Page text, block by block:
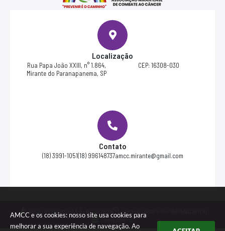
AMCC e os cookies: nosso site usa cookies para
melhorar a sua experiência de navegação. Ao
Localização
Rua Papa João XXIII, n° 1.864,
Mirante do Paranapanema, SP
CEP: 16308-030
Contato
(18) 3991-1051(18) 996148737amcc.mirante@gmail.com
Versão do Sistema: 3.5.3 - 19/06/2026 Portal atualizado em:
Dados Abertos